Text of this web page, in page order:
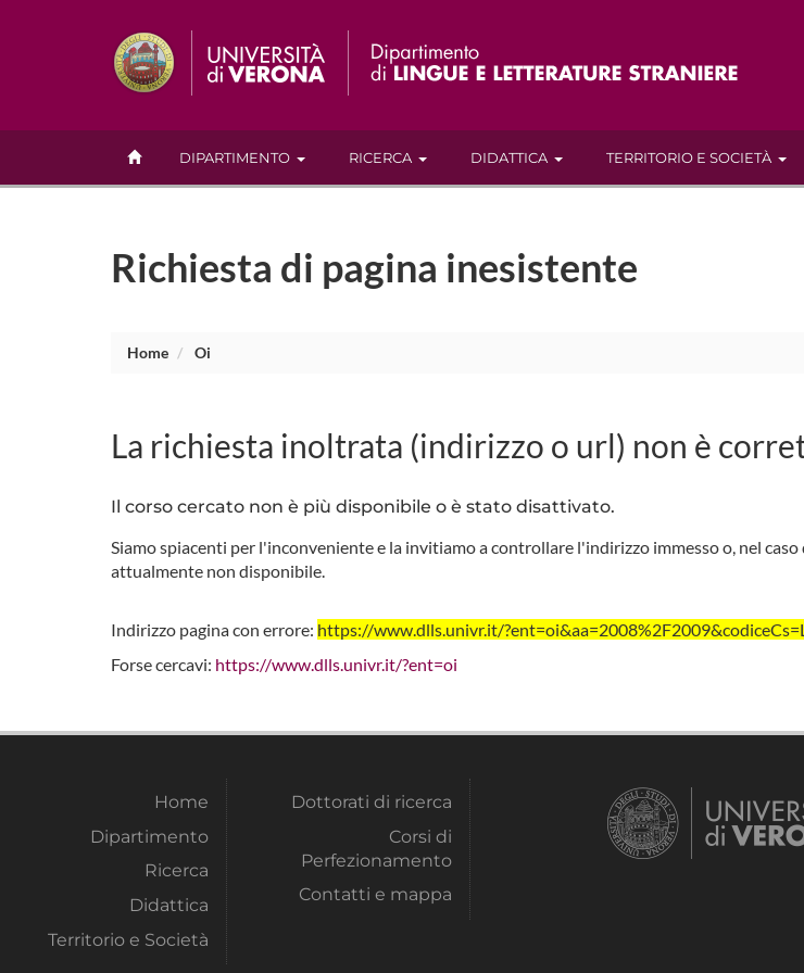
DIPARTIMENTO RICERCA DIDATTICA TERRITORIO E SOCIETÀ
Richiesta di pagina inesistente
Home Oi
La richiesta inoltrata (indirizzo o url) non è
Il corso cercato non è più disponibile o è stato disattivato.
Siamo spiacenti per l'inconveniente e la invitiamo a controllare l'indirizzo immesso o, nel
attualmente non disponibile.
Indirizzo pagina con errore: https://www.dlls.univr.it/
Forse cercavi: https://www.dlls.univr.it/?ent=oi
Home
Dipartimento
Ricerca
Didattica
Territorio e Società
Dottorati di ricerca
Corsi di
Perfezionamento
Contatti e mappa